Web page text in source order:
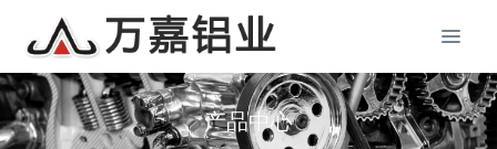
产品中心